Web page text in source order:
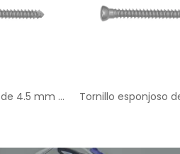
Tornillo cortical de 4.5 mm de hilo completo